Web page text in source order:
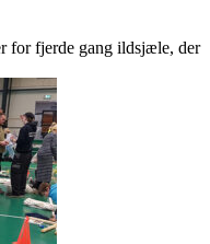
for fjerde gang ildsjæle, der